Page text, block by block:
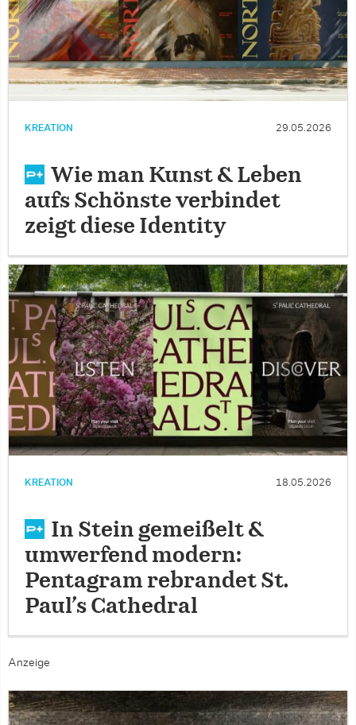
KREATION 29.05.2026
Wie man Kunst & Leben
aufs Schönste verbindet
zeigt diese Identity
KREATION 18.05.2026
In Stein gemeißelt &
umwerfend modern:
Pentagram rebrandet St.
Paul’s Cathedral
Anzeige